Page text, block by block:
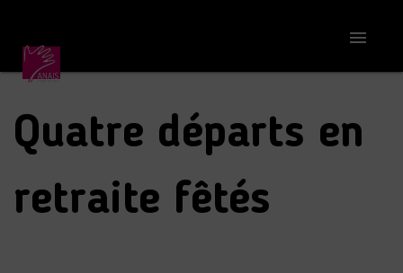

Quatre départs en
retraite fêtés